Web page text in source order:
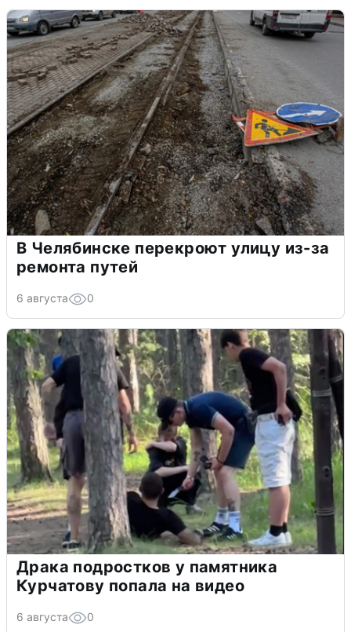
В Челябинске перекроют улицу из-за
ремонта путей
6 августа 0
Драка подростков у памятника
Курчатову попала на видео
6 августа 0